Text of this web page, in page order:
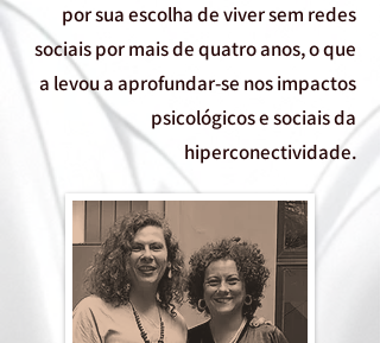
por sua escolha de viver sem redes
sociais por mais de quatro anos, o que
a levou a aprofundar-se nos impactos
psicológicos e sociais da
hiperconectividade.